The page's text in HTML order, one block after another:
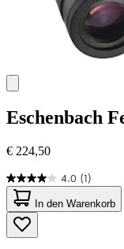
Eschenbach
€ 224,50
4.0 (1)
4.0
von
5
Sternen.
1
In den Warenkorb